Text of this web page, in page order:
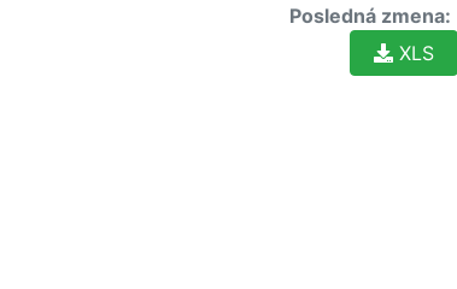
Posledná zmena:
XLS